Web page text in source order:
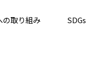
の取り組み SDGs